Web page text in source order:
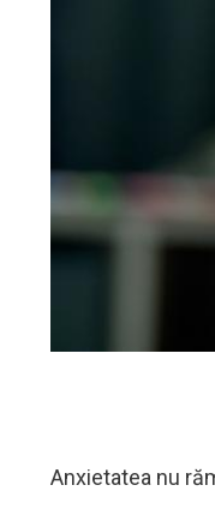
Anxietatea nu